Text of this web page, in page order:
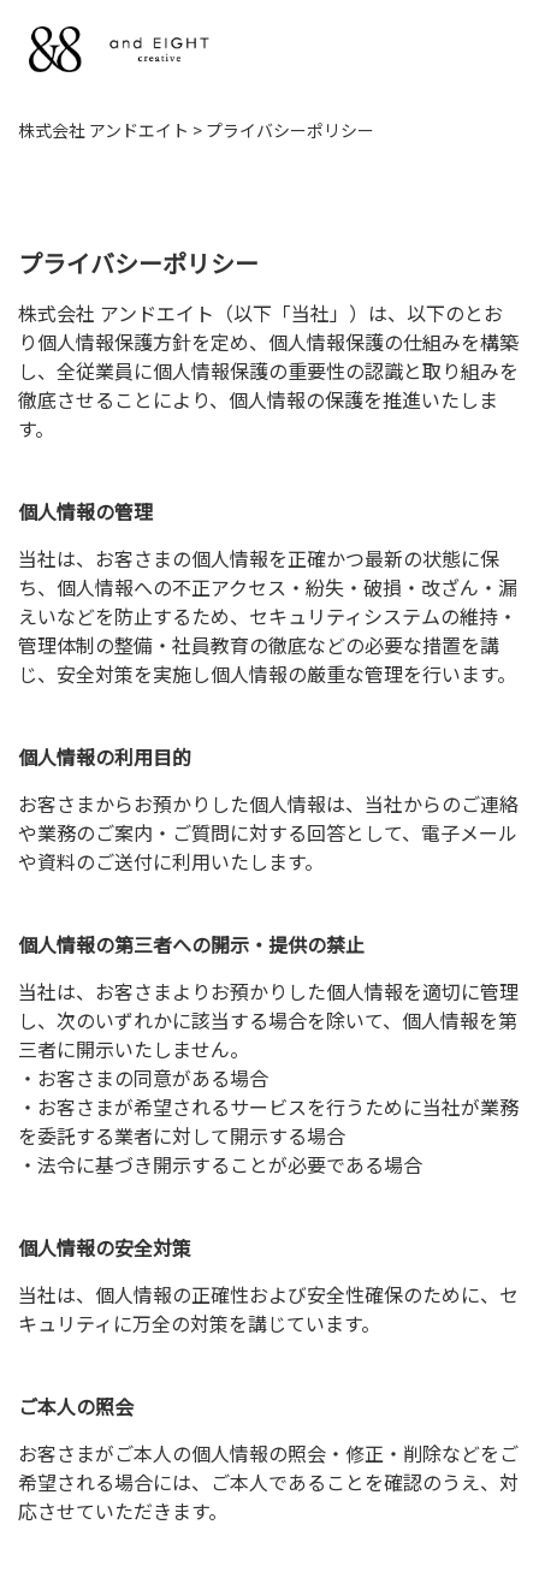
NEWS
LICENSE
ライセンス
PRICE
料金表
会社案内 求人案内
株式会社 アンドエイト > プライバシーポリシー
プライバシーポリシー
株式会社 アンドエイト（以下「当社」）は、以下のとお
り個人情報保護方針を定め、個人情報保護の仕組みを構築
し、全従業員に個人情報保護の重要性の認識と取り組みを
徹底させることにより、個人情報の保護を推進いたしま
す。
個人情報の管理
当社は、お客さまの個人情報を正確かつ最新の状態に保
ち、個人情報への不正アクセス・紛失・破損・改ざん・漏
えいなどを防止するため、セキュリティシステムの維持・
管理体制の整備・社員教育の徹底などの必要な措置を講
じ、安全対策を実施し個人情報の厳重な管理を行います。
個人情報の利用目的
お客さまからお預かりした個人情報は、当社からのご連絡
や業務のご案内・ご質問に対する回答として、電子メール
や資料のご送付に利用いたします。
個人情報の第三者への開示・提供の禁止
当社は、お客さまよりお預かりした個人情報を適切に管理
し、次のいずれかに該当する場合を除いて、個人情報を第
三者に開示いたしません。
・お客さまの同意がある場合
・お客さまが希望されるサービスを行うために当社が業務
を委託する業者に対して開示する場合
・法令に基づき開示することが必要である場合
個人情報の安全対策
当社は、個人情報の正確性および安全性確保のために、セ
キュリティに万全の対策を講じています。
ご本人の照会
お客さまがご本人の個人情報の照会・修正・削除などをご
希望される場合には、ご本人であることを確認のうえ、対
応させていただきます。